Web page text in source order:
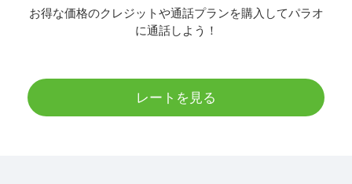
お得な価格のクレジットや通話プランを購入してパラオ
に通話しよう！
レートを見る